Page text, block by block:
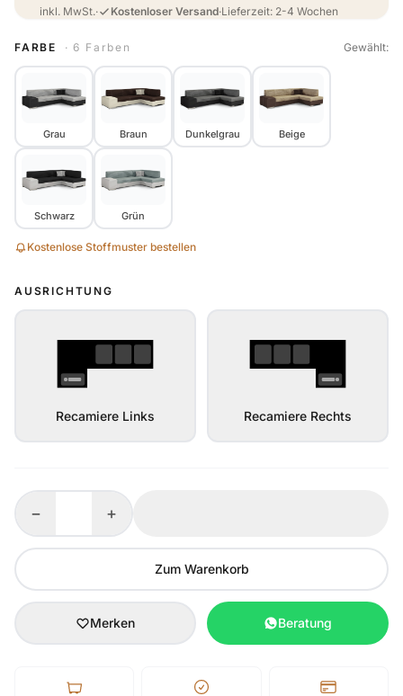
inkl. MwSt.· Kostenloser Versand·Lieferzeit: 2-4 Wochen
FARBE · 6 Farben Gewählt:
Grau Braun Dunkelgrau Beige
Schwarz Grün
Kostenlose Stoffmuster bestellen
AUSRICHTUNG
Recamiere Links Recamiere Rechts
− +
Zum Warenkorb
Merken Beratung